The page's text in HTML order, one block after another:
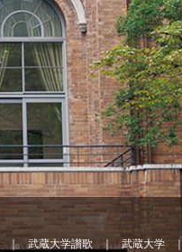
武蔵大学讃歌 武蔵大学